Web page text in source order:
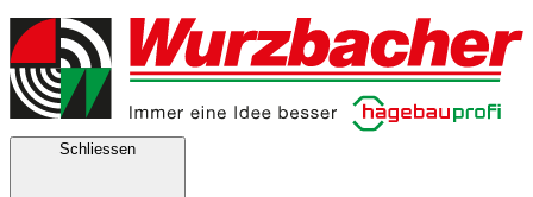
Schliessen